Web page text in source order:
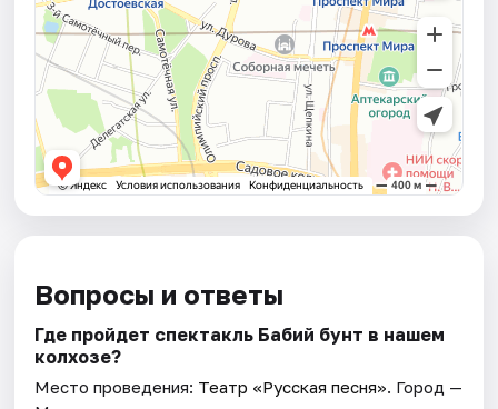
Вопросы и ответы
Где пройдет спектакль Бабий бунт в нашем
колхозе?
Место проведения: Театр «Русская песня». Город —